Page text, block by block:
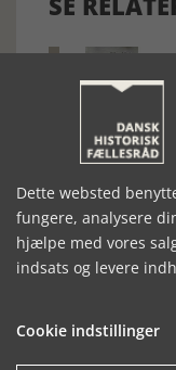
DANEVIRKE
Dette websted
fungere, analysere
hjælpe med vores
indsats og levere
Cookie indstillinger